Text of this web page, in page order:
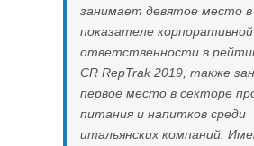
занимает девятое место в
показателе
ответственности в
CR RepTrak 2019, также
первое место в секторе
питания и напитков среди
итальянских компаний.